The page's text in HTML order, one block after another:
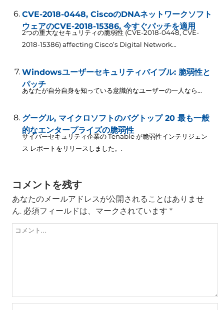
CVE-2018-0448, CiscoのDNAネットワークソフト
ウェアのCVE-2018-15386, 今すぐパッチを適用
2つの重大なセキュリティの脆弱性 (CVE-2018-0448, CVE-
2018-15386) affecting Cisco’s Digital Network...
Windowsユーザーセキュリティバイブル: 脆弱性と
パッチ
あなたが自分自身を知っている意識的なユーザーの一人なら...
グーグル, マイクロソフトのバグトップ 20 最も一般
的なエンタープライズの脆弱性
サイバーセキュリティ企業の Tenable が脆弱性インテリジェン
ス レポートをリリースしました。.
コメントを残す
あなたのメールアドレスが公開されることはありませ
ん. 必須フィールドは、マークされています *